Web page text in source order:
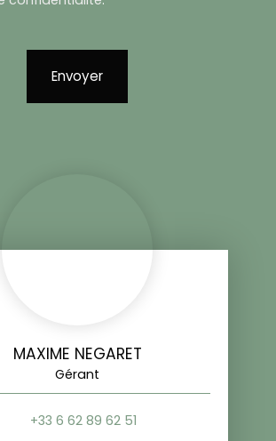
Envoyer
MAXIME NEGARET
Gérant
+33 6 62 89 62 51